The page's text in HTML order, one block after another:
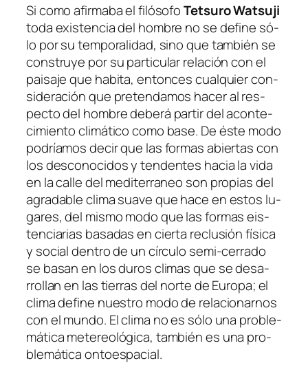
Si co­mo afir­ma­ba el fi­ló­so­foTetsuro Watsuji
to­da exis­ten­cia del hom­bre no se de­fi­ne só­
lo por su tem­po­ra­li­dad, sino que tam­bién se
cons­tru­ye por su par­ti­cu­lar re­la­ción con el
pai­sa­je que ha­bi­ta, en­ton­ces cual­quier con­
si­de­ra­ción que pre­ten­da­mos ha­cer al res­
pec­to del hom­bre de­be­rá par­tir del acon­te­
ci­mien­to cli­má­ti­co co­mo ba­se. De és­te mo­do
po­dría­mos de­cir que las for­mas abier­tas con
los des­co­no­ci­dos y ten­den­tes ha­cia la vi­da
en la ca­lle del me­di­te­rra­neo son pro­pias del
agra­da­ble cli­ma sua­ve que ha­ce en es­tos lu­
ga­res, del mis­mo mo­do que las for­mas eis­
ten­cia­rias ba­sa­das en cier­ta re­clu­sión fí­si­ca
y so­cial den­tro de un círcu­lo semi-cerrado
se ba­san en los du­ros cli­mas que se de­sa­
rro­llan en las tie­rras del nor­te de Europa; el
cli­ma de­fi­ne nues­tro mo­do de re­la­cio­nar­nos
con el mun­do. El cli­ma no es só­lo una pro­ble­
má­ti­ca me­te­reo­ló­gi­ca, tam­bién es una pro­
ble­má­ti­ca ontoespacial.